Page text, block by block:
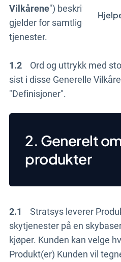
Vilkårene") beskriver de
gjelder for samtlige av
tjenester.
1.2Ord og uttrykk med
sist i disse Generelle
"Definisjoner".
2. Generelt
produkter
2.1
Stratsys leverer
skytjenester på en
kjøper. Kunden kan velge
Produkt(er) Kunden vil